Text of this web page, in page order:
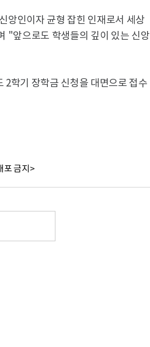
앙인이자 균형 잡힌 인재로서 세상
"앞으로도 학생들의 깊이 있는 신앙
2학기 장학금 신청을 대면으로 접수
포 금지>